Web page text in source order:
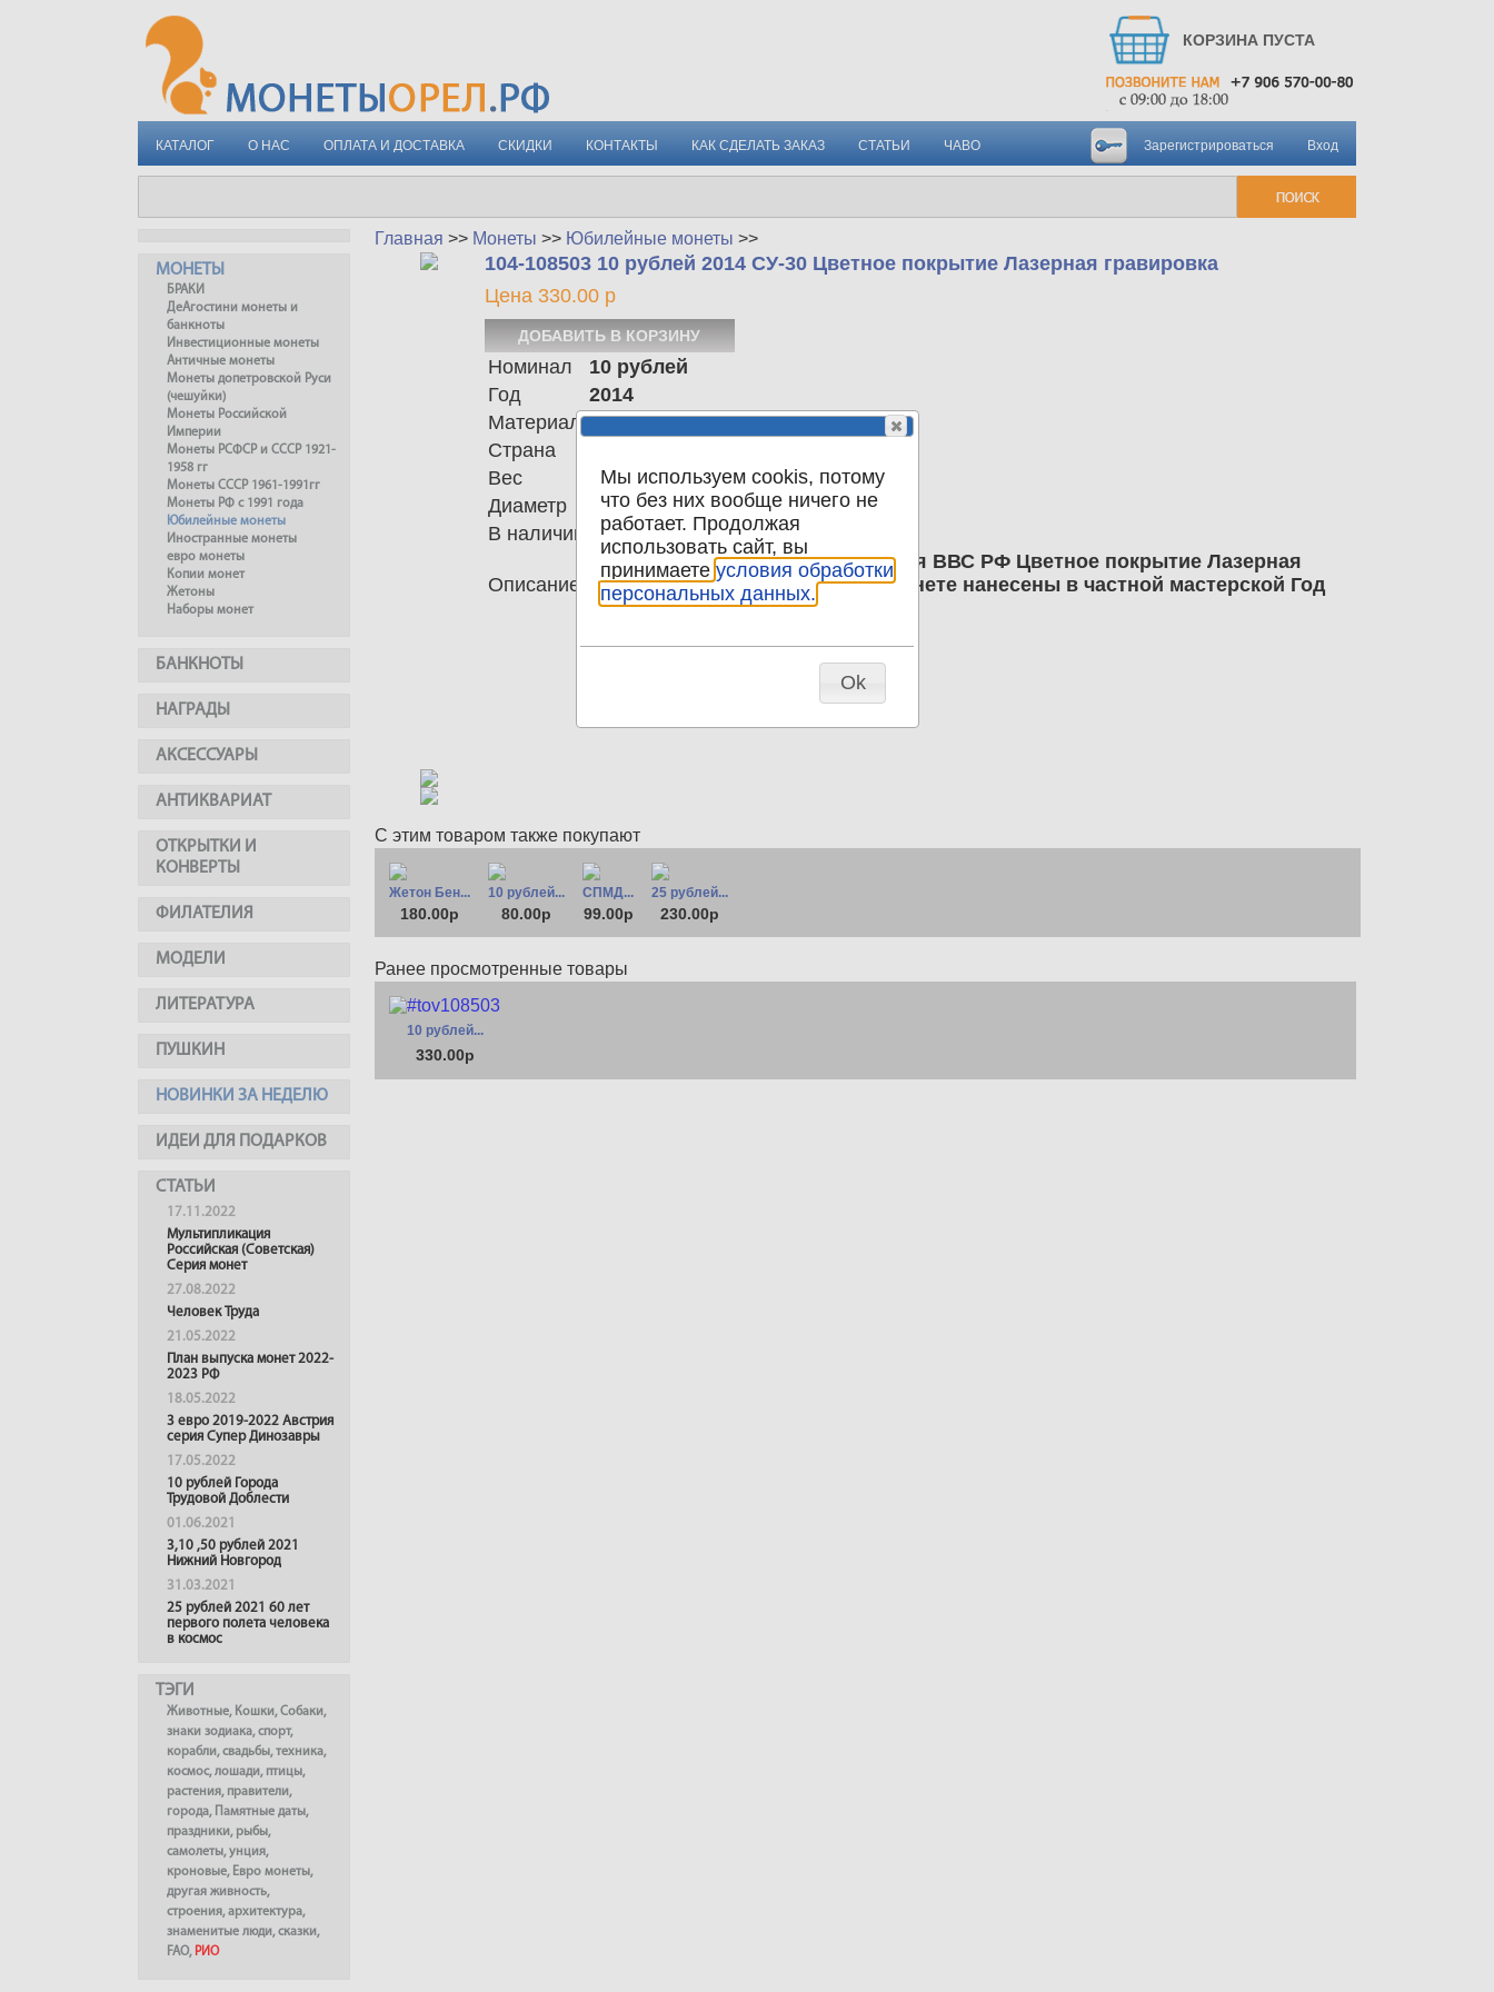
КОРЗИНА ПУСТА
КАТАЛОГ О НАС ОПЛАТА И ДОСТАВКА СКИДКИ КОНТАКТЫ КАК СДЕЛАТЬ ЗАКАЗ СТАТЬИ ЧАВО Вход
Зарегистрироваться
МОНЕТЫ
БРАКИ
ДеАгостини монеты и
банкноты
Инвестиционные монеты
Античные монеты
Монеты допетровской Руси
(чешуйки)
Монеты Российской
Империи
Монеты РСФСР и СССР 1921-
1958 гг
Монеты СССР 1961-1991гг
Монеты РФ с 1991 года
Юбилейные монеты
Иностранные монеты
евро монеты
Копии монет
Жетоны
Наборы монет
БАНКНОТЫ
НАГРАДЫ
АКСЕССУАРЫ
АНТИКВАРИАТ
ОТКРЫТКИ И
КОНВЕРТЫ
ФИЛАТЕЛИЯ
МОДЕЛИ
ЛИТЕРАТУРА
ПУШКИН
НОВИНКИ ЗА НЕДЕЛЮ
ИДЕИ ДЛЯ ПОДАРКОВ
СТАТЬИ
17.11.2022
Мультипликация
Российская (Советская)
Серия монет
27.08.2022
Человек Труда
21.05.2022
План выпуска монет 2022-
2023 РФ
18.05.2022
3 евро 2019-2022 Австрия
серия Супер Динозавры
17.05.2022
10 рублей Города
Трудовой Доблести
01.06.2021
3,10 ,50 рублей 2021
Нижний Новгород
31.03.2021
25 рублей 2021 60 лет
первого полета человека
в космос
ТЭГИ
Животные, Кошки,Собаки,
знаки зодиака,спорт,
корабли,свадьбы,техника,
космос,лошади, птицы,
растения, правители,
города, Памятные даты,
праздники, рыбы,
самолеты,унция,
кроновые, Евро монеты,
другая живность,
строения,архитектура,
знаменитые люди,сказки,
FAO, РИО
Главная >> Монеты >> Юбилейные монеты >>
104-108503 10 рублей 2014 СУ-30 Цветное покрытие Лазерная гравировка
Цена 330.00 р
Номинал
10 рублей
Год
2014
Материал биметалл
Страна
Вес
8.50
Диаметр
27.00
В наличии
Описание
10 рублей 2014 РФ СУ-30 Авиация ВВС РФ Цветное покрытие Лазерная
гравировка на оригинальной монете нанесены в частной мастерской Год
на заготовке может отличаться
С этим товаром также покупают
Жетон Бен...
180.00р
10 рублей...
80.00р
СПМД...
99.00р
25 рублей...
230.00р
Ранее просмотренные товары
10 рублей...
330.00р
Мы используем cookis, потому
что без них вообще ничего не
работает. Продолжая
использовать сайт, вы
принимаете условия обработки
персональных данных.
Ok